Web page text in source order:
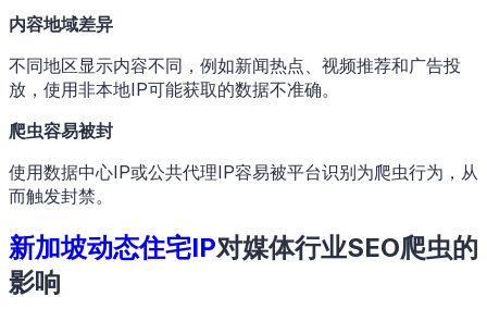
内容地域差异
不同地区显示内容不同，例如新闻热点、视频推荐和广告投
放，使用非本地IP可能获取的数据不准确。
爬虫容易被封
使用数据中心IP或公共代理IP容易被平台识别为爬虫行为，从
而触发封禁。
新加坡动态住宅IP对媒体行业SEO爬虫的
影响